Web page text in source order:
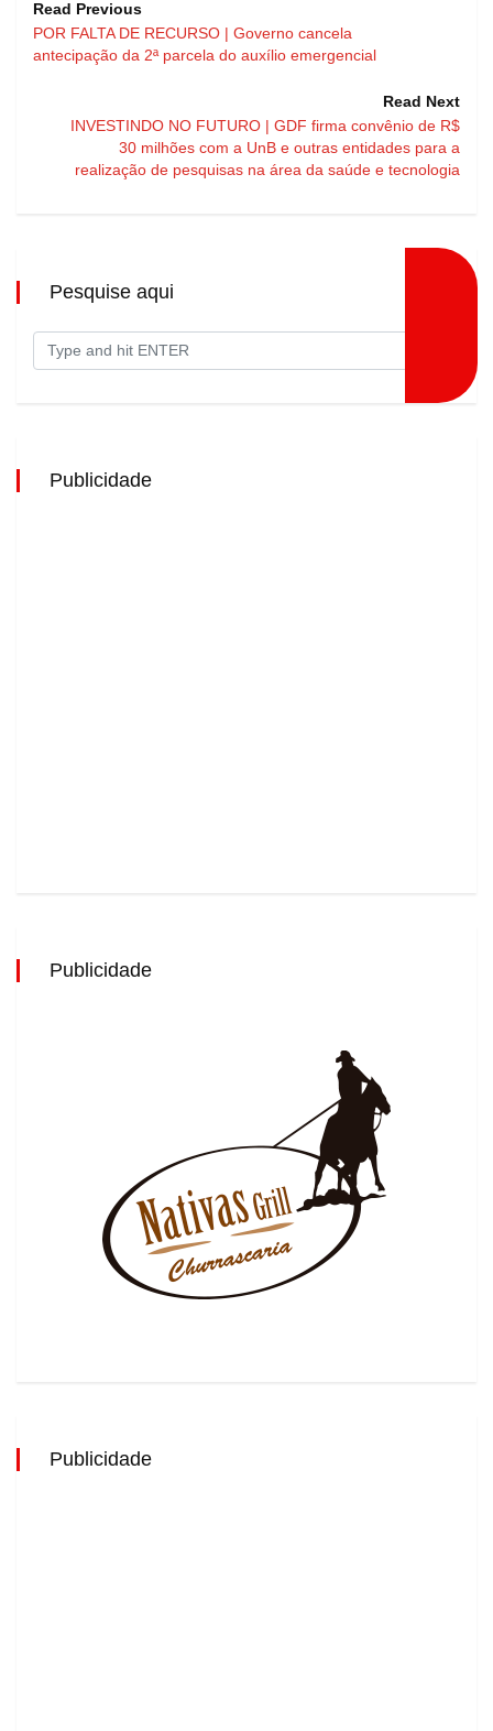
Read Previous
POR FALTA DE RECURSO | Governo cancela
antecipação da 2ª parcela do auxílio emergencial
Read Next
INVESTINDO NO FUTURO | GDF firma convênio de R$
30 milhões com a UnB e outras entidades para a
realização de pesquisas na área da saúde e tecnologia
Pesquise aqui
Publicidade
Publicidade
Publicidade